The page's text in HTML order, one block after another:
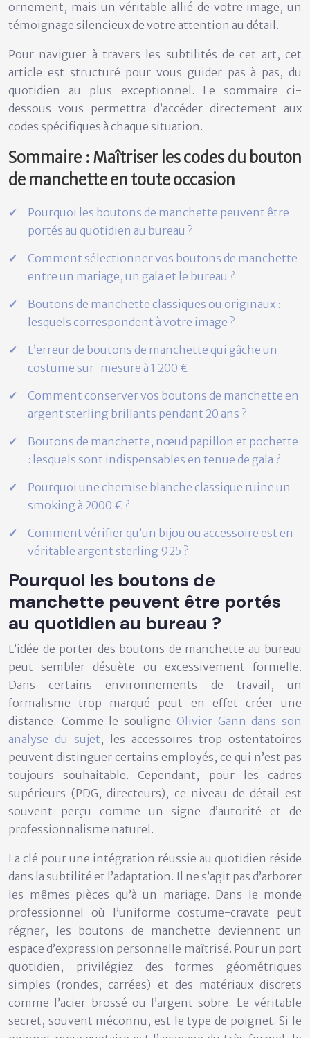
ornement, mais un véritable allié de votre image, un
témoignage silencieux de votre attention au détail.
Pour naviguer à travers les subtilités de cet art, cet
article est structuré pour vous guider pas à pas, du
quotidien au plus exceptionnel. Le sommaire ci-
dessous vous permettra d’accéder directement aux
codes spécifiques à chaque situation.
Sommaire : Maîtriser les codes du bouton
de manchette en toute occasion
Pourquoi les boutons de manchette peuvent être
portés au quotidien au bureau ?
Comment sélectionner vos boutons de manchette
entre un mariage, un gala et le bureau ?
Boutons de manchette classiques ou originaux :
lesquels correspondent à votre image ?
L’erreur de boutons de manchette qui gâche un
costume sur-mesure à 1 200 €
Comment conserver vos boutons de manchette en
argent sterling brillants pendant 20 ans ?
Boutons de manchette, nœud papillon et pochette
: lesquels sont indispensables en tenue de gala ?
Pourquoi une chemise blanche classique ruine un
smoking à 2000 € ?
Comment vérifier qu’un bijou ou accessoire est en
véritable argent sterling 925 ?
Pourquoi les boutons de
manchette peuvent être portés
au quotidien au bureau ?
L’idée de porter des boutons de manchette au bureau
peut sembler désuète ou excessivement formelle.
Dans certains environnements de travail, un
formalisme trop marqué peut en effet créer une
distance. Comme le souligne Olivier Gann dans son
analyse du sujet, les accessoires trop ostentatoires
peuvent distinguer certains employés, ce qui n’est pas
toujours souhaitable. Cependant, pour les cadres
supérieurs (PDG, directeurs), ce niveau de détail est
souvent perçu comme un signe d’autorité et de
professionnalisme naturel.
La clé pour une intégration réussie au quotidien réside
dans lasubtilité et l’adaptation . Il ne s’agit pas d’arborer
les mêmes pièces qu’à un mariage. Dans le monde
professionnel où l’uniforme costume-cravate peut
régner, les boutons de manchette deviennent un
espace d’expression personnelle maîtrisé. Pour un port
quotidien, privilégiez des formes géométriques
simples (rondes, carrées) et des matériaux discrets
comme l’acier brossé ou l’argent sobre. Le véritable
secret, souvent méconnu, est le type de poignet. Si le